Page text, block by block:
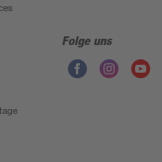
Folge uns